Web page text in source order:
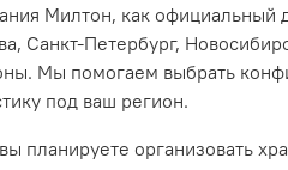
Милтон, как официальный
Санкт-Петербург,
Мы помогаем выбрать
под ваш регион.
планируете организовать